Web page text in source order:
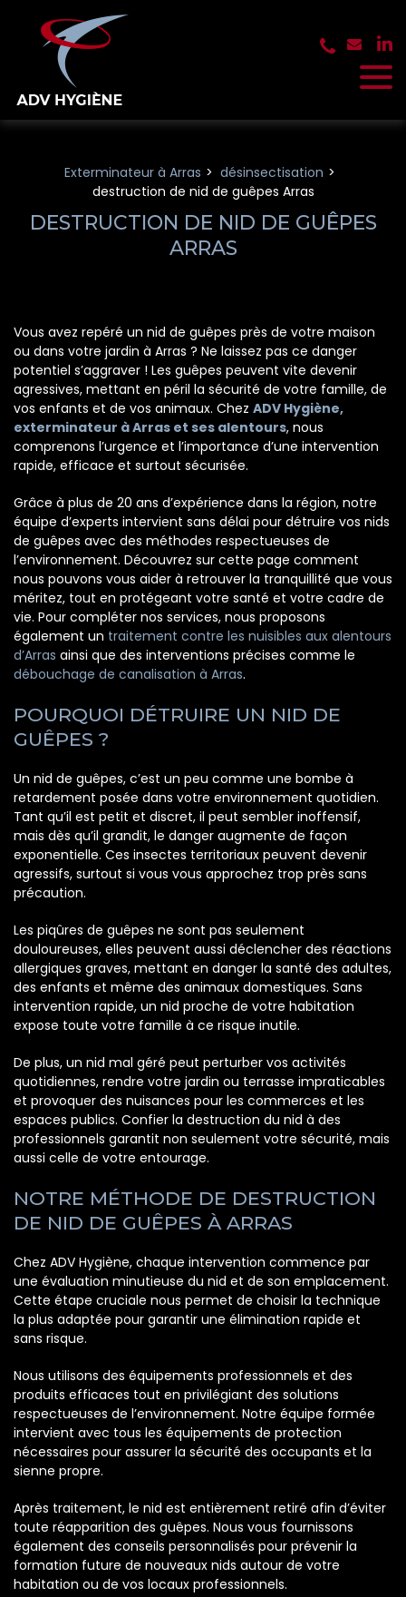
Exterminateur à Arras
désinsectisation
destruction de nid de guêpes Arras
DESTRUCTION DE NID DE GUÊPES
ARRAS
Vous avez repéré un nid de guêpes près de votre maison
ou dans votre jardin à Arras ? Ne laissez pas ce danger
potentiel s’aggraver ! Les guêpes peuvent vite devenir
agressives, mettant en péril la sécurité de votre famille, de
vos enfants et de vos animaux. Chez ADV Hygiène,
exterminateur à Arras et ses alentours, nous
comprenons l’urgence et l’importance d’une intervention
rapide, efficace et surtout sécurisée.
Grâce à plus de 20 ans d’expérience dans la région, notre
équipe d’experts intervient sans délai pour détruire vos nids
de guêpes avec des méthodes respectueuses de
l’environnement. Découvrez sur cette page comment
nous pouvons vous aider à retrouver la tranquillité que vous
méritez, tout en protégeant votre santé et votre cadre de
vie. Pour compléter nos services, nous proposons
également un traitement contre les nuisibles aux alentours
d’Arras ainsi que des interventions précises comme le
débouchage de canalisation à Arras.
POURQUOI DÉTRUIRE UN NID DE
GUÊPES ?
Un nid de guêpes, c’est un peu comme une bombe à
retardement posée dans votre environnement quotidien.
Tant qu’il est petit et discret, il peut sembler inoffensif,
mais dès qu’il grandit, le danger augmente de façon
exponentielle. Ces insectes territoriaux peuvent devenir
agressifs, surtout si vous vous approchez trop près sans
précaution.
Les piqûres de guêpes ne sont pas seulement
douloureuses, elles peuvent aussi déclencher des réactions
allergiques graves, mettant en danger la santé des adultes,
des enfants et même des animaux domestiques. Sans
intervention rapide, un nid proche de votre habitation
expose toute votre famille à ce risque inutile.
De plus, un nid mal géré peut perturber vos activités
quotidiennes, rendre votre jardin ou terrasse impraticables
et provoquer des nuisances pour les commerces et les
espaces publics. Confier la destruction du nid à des
professionnels garantit non seulement votre sécurité, mais
aussi celle de votre entourage.
NOTRE MÉTHODE DE DESTRUCTION
DE NID DE GUÊPES À ARRAS
Chez ADV Hygiène, chaque intervention commence par
une évaluation minutieuse du nid et de son emplacement.
Cette étape cruciale nous permet de choisir la technique
la plus adaptée pour garantir une élimination rapide et
sans risque.
Nous utilisons des équipements professionnels et des
produits efficaces tout en privilégiant des solutions
respectueuses de l’environnement. Notre équipe formée
intervient avec tous les équipements de protection
nécessaires pour assurer la sécurité des occupants et la
sienne propre.
Après traitement, le nid est entièrement retiré afin d’éviter
toute réapparition des guêpes. Nous vous fournissons
également des conseils personnalisés pour prévenir la
formation future de nouveaux nids autour de votre
habitation ou de vos locaux professionnels.